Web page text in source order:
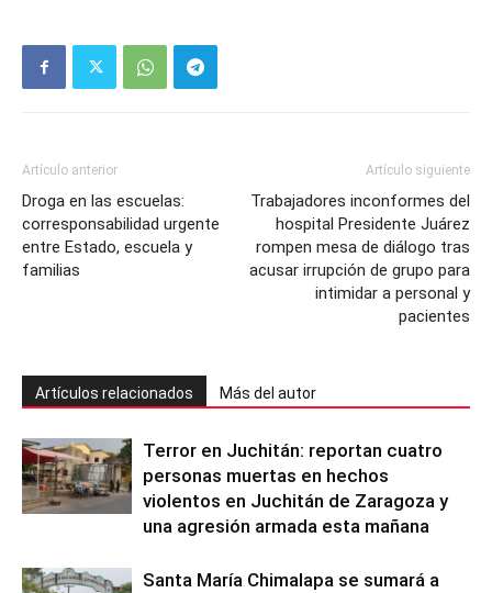
Artículo anterior
Droga en las escuelas:
corresponsabilidad urgente
entre Estado, escuela y
familias
Artículo siguiente
Trabajadores inconformes del
hospital Presidente Juárez
rompen mesa de diálogo tras
acusar irrupción de grupo para
intimidar a personal y
pacientes
Artículos relacionados Más del autor
Terror en Juchitán: reportan cuatro
personas muertas en hechos
violentos en Juchitán de Zaragoza y
una agresión armada esta mañana
Santa María Chimalapa se sumará a